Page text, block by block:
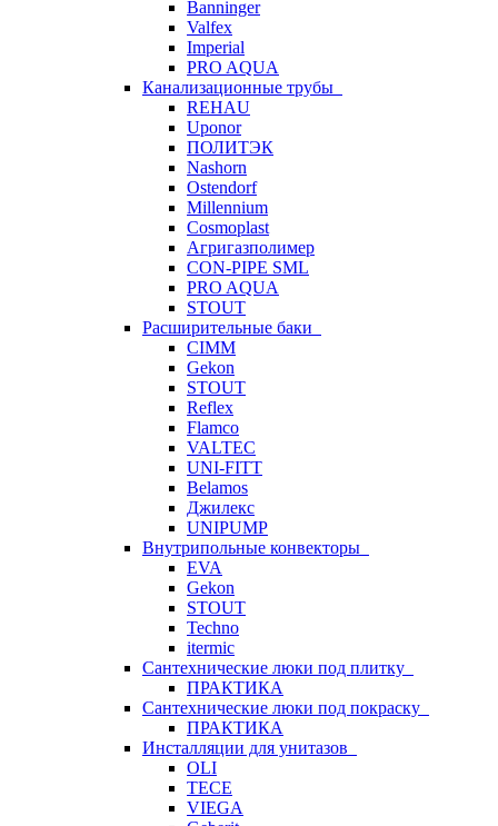
Banninger
Valfex
Imperial
PRO AQUA
Канализационные трубы
REHAU
Uponor
ПОЛИТЭК
Nashorn
Ostendorf
Millennium
Cosmoplast
Агригазполимер
CON-PIPE SML
PRO AQUA
STOUT
Расширительные баки
CIMM
Gekon
STOUT
Reflex
Flamco
VALTEC
UNI-FITT
Belamos
Джилекс
UNIPUMP
Внутрипольные конвекторы
EVA
Gekon
STOUT
Techno
itermic
Сантехнические люки под плитку
ПРАКТИКА
Сантехнические люки под покраску
ПРАКТИКА
Инсталляции для унитазов
OLI
TECE
VIEGA